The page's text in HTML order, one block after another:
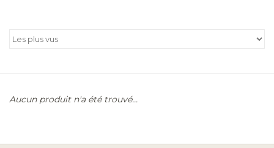
Aucun produit n'a été trouvé...